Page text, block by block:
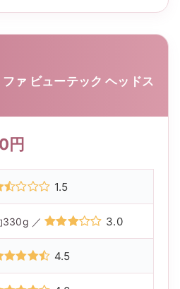
ァ ビューテック ヘッドス
円
1.5
330g ／ 3.0
4.5